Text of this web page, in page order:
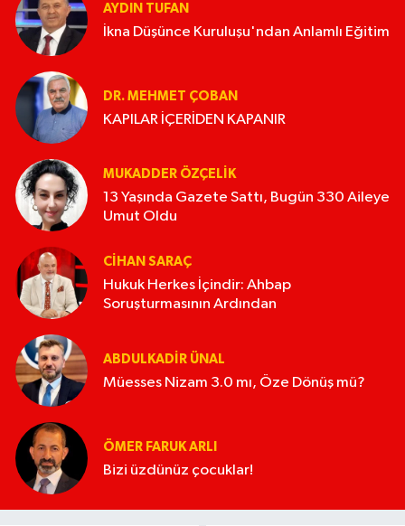
AYDIN TUFAN
İkna Düşünce Kuruluşu'ndan Anlamlı Eğitim
DR. MEHMET ÇOBAN
KAPILAR İÇERİDEN KAPANIR
MUKADDER ÖZÇELIK
13 Yaşında Gazete Sattı, Bugün 330 Aileye
Umut Oldu
CIHAN SARAÇ
Hukuk Herkes İçindir: Ahbap
Soruşturmasının Ardından
ABDULKADIR ÜNAL
Müesses Nizam 3.0 mı, Öze Dönüş mü?
ÖMER FARUK ARLI
Bizi üzdünüz çocuklar!